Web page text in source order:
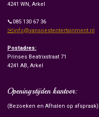
4241 WN, Arkel
📞085 130 67 36
✉️info@vansoestentertainment.nl
Postadres:
Prinses Beatrixstraat 71
4241 AB, Arkel
Openingstijden kantoor:
(Bezoeken en Afhalen op afspraak)